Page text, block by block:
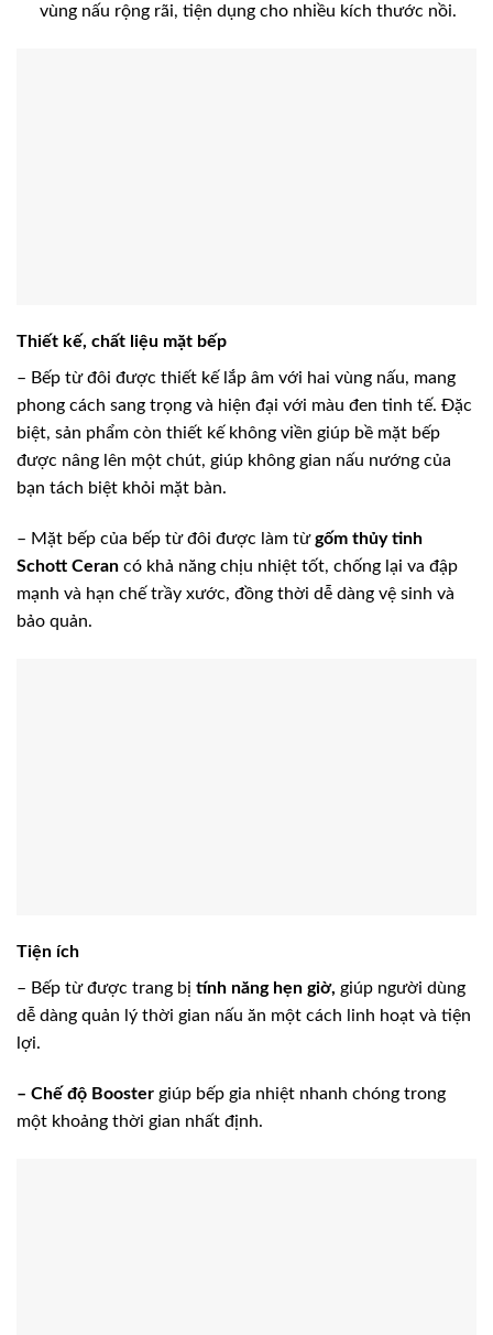
vùng nấu rộng rãi, tiện dụng cho nhiều kích thước nồi.
Thiết kế, chất liệu mặt bếp
– Bếp từ đôi được thiết kế lắp âm với hai vùng nấu, mang
phong cách sang trọng và hiện đại với màu đen tinh tế. Đặc
biệt, sản phẩm còn thiết kế không viền giúp bề mặt bếp
được nâng lên một chút, giúp không gian nấu nướng của
bạn tách biệt khỏi mặt bàn.
– Mặt bếp của bếp từ đôi được làm từgốm thủy tinh
Schott Ceran có khả năng chịu nhiệt tốt, chống lại va đập
mạnh và hạn chế trầy xước, đồng thời dễ dàng vệ sinh và
bảo quản.
Tiện ích
– Bếp từ được trang bị tính năng hẹn giờ, giúp người dùng
dễ dàng quản lý thời gian nấu ăn một cách linh hoạt và tiện
lợi.
– Chế độ Booster giúp bếp gia nhiệt nhanh chóng trong
một khoảng thời gian nhất định.